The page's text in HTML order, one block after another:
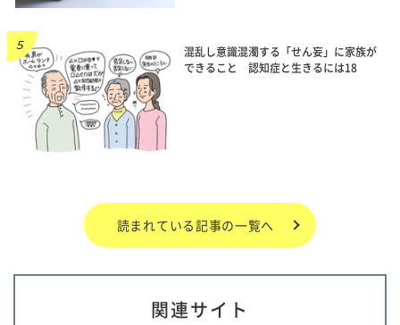
混乱し意識混濁する「せん妄」に家族が
できること 認知症と生きるには18
読まれている記事の一覧へ
関連サイト